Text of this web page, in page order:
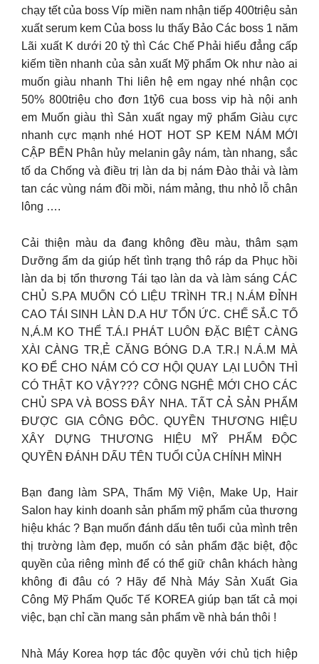
chạy tết của boss Víp miền nam nhận tiếp 400triệu sản
xuất serum kem Của boss Iu thấy Bảo Các boss 1 năm
Lãi xuất K dưới 20 tỷ thì Các Chế Phải hiểu đẳng cấp
kiếm tiền nhanh của sản xuất Mỹ phẩm Ok như nào ai
muốn giàu nhanh Thi liên hệ em ngay nhé nhận cọc
50% 800triệu cho đơn 1tỷ6 cua boss vip hà nội anh
em Muốn giàu thì Sản xuất ngay mỹ phẩm Giàu cực
nhanh cực mạnh nhé HOT HOT SP KEM NÁM MỚI
CẬP BẾN Phân hủy melanin gây nám, tàn nhang, sắc
tố da Chống và điều trị làn da bị nám Đào thải và làm
tan các vùng nám đồi mồi, nám mảng, thu nhỏ lỗ chân
lông ….
Cải thiện màu da đang không đều màu, thâm sạm
Dưỡng ẩm da giúp hết tình trạng thô ráp da Phục hồi
làn da bị tổn thương Tái tạo làn da và làm sáng CÁC
CHỦ S.PA MUỐN CÓ LIỆU TRÌNH TR.Ị N.ÁM ĐỈNH
CAO TÁI SINH LÀN D.A HƯ TỔN ỨC. CHẾ SẮ.C TỐ
N,Á.M KO THỂ T.Á.I PHÁT LUÔN ĐẶC BIỆT CÀNG
XÀI CÀNG TR,Ẻ CĂNG BÓNG D.A T.R.Ị N.Á.M MÀ
KO ĐỂ CHO NÁM CÓ CƠ HỘI QUAY LẠI LUÔN THÌ
CÓ THẬT KO VẬY??? CÔNG NGHỆ MỚI CHO CÁC
CHỦ SPA VÀ BOSS ĐÂY NHA. TẤT CẢ SẢN PHẨM
ĐƯỢC GIA CÔNG ĐÔC. QUYỀN THƯƠNG HIỆU
XÂY DỰNG THƯƠNG HIỆU MỸ PHẨM ĐỘC
QUYỀN ĐÁNH DẤU TÊN TUỔI CỦA CHÍNH MÌNH
Bạn đang làm SPA, Thẩm Mỹ Viện, Make Up, Hair
Salon hay kinh doanh sản phẩm mỹ phẩm của thương
hiệu khác ? Bạn muốn đánh dấu tên tuổi của mình trên
thị trường làm đẹp, muốn có sản phẩm đặc biệt, độc
quyền của riêng mình để có thể giữ chân khách hàng
không đi đâu có ? Hãy để Nhà Máy Sản Xuất Gia
Công Mỹ Phẩm Quốc Tế KOREA giúp bạn tất cả mọi
việc, bạn chỉ cần mang sản phẩm về nhà bán thôi !
Nhà Máy Korea hợp tác độc quyền với chủ tịch hiệp